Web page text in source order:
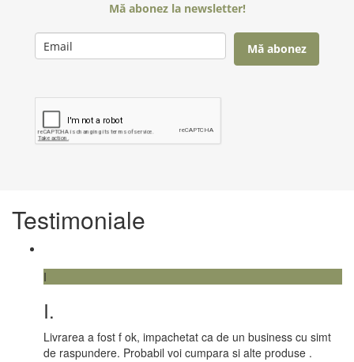
Mă abonez la newsletter!
Mă abonez
Testimoniale
I
I.
Livrarea a fost f ok, impachetat ca de un business cu simt
de raspundere. Probabil voi cumpara si alte produse .